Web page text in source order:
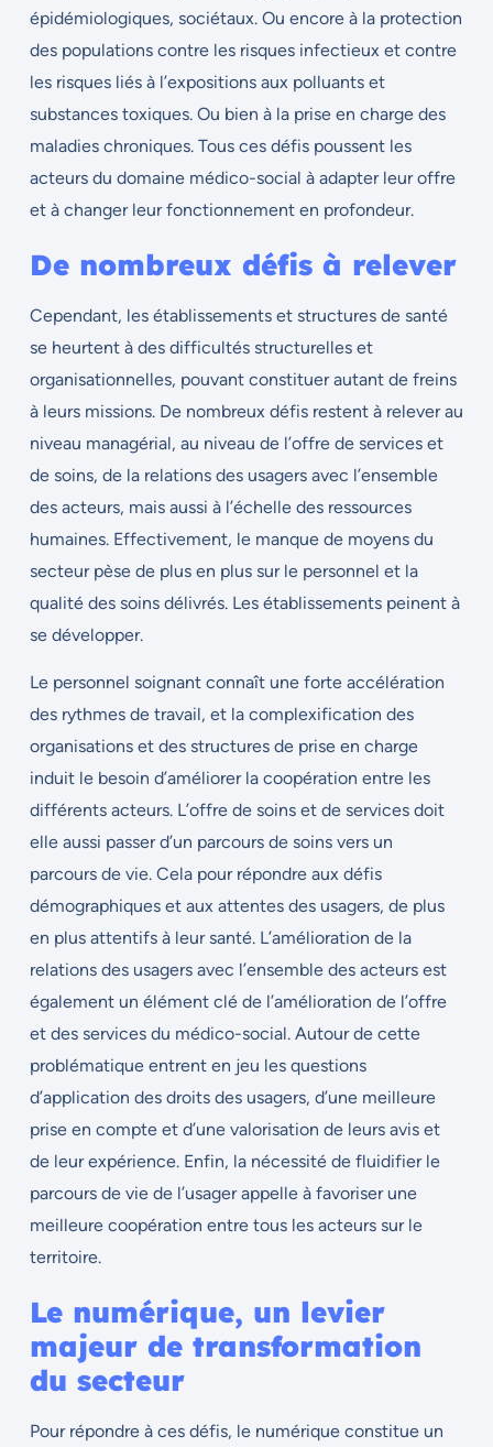
épidémiologiques, sociétaux. Ou encore à la protection
des populations contre les risques infectieux et contre
les risques liés à l’expositions aux polluants et
substances toxiques. Ou bien à la prise en charge des
maladies chroniques. Tous ces défis poussent les
acteurs du domaine médico-social à adapter leur offre
et à changer leur fonctionnement en profondeur.
De nombreux défis à relever
Cependant, les établissements et structures de santé
se heurtent à des difficultés structurelles et
organisationnelles, pouvant constituer autant de freins
à leurs missions. De nombreux défis restent à relever au
niveau managérial, au niveau de l’offre de services et
de soins, de la relations des usagers avec l’ensemble
des acteurs, mais aussi à l’échelle des ressources
humaines. Effectivement, le manque de moyens du
secteur pèse de plus en plus sur le personnel et la
qualité des soins délivrés. Les établissements peinent à
se développer.
Le personnel soignant connaît une forte accélération
des rythmes de travail, et la complexification des
organisations et des structures de prise en charge
induit le besoin d’améliorer la coopération entre les
différents acteurs. L’offre de soins et de services doit
elle aussi passer d’un parcours de soins vers un
parcours de vie. Cela pour répondre aux défis
démographiques et aux attentes des usagers, de plus
en plus attentifs à leur santé. L’amélioration de la
relations des usagers avec l’ensemble des acteurs est
également un élément clé de l’amélioration de l’offre
et des services du médico-social. Autour de cette
problématique entrent en jeu les questions
d’application des droits des usagers, d’une meilleure
prise en compte et d’une valorisation de leurs avis et
de leur expérience. Enfin, la nécessité de fluidifier le
parcours de vie de l’usager appelle à favoriser une
meilleure coopération entre tous les acteurs sur le
territoire.
Le numérique, un levier
majeur de transformation
du secteur
Pour répondre à ces défis, le numérique constitue un